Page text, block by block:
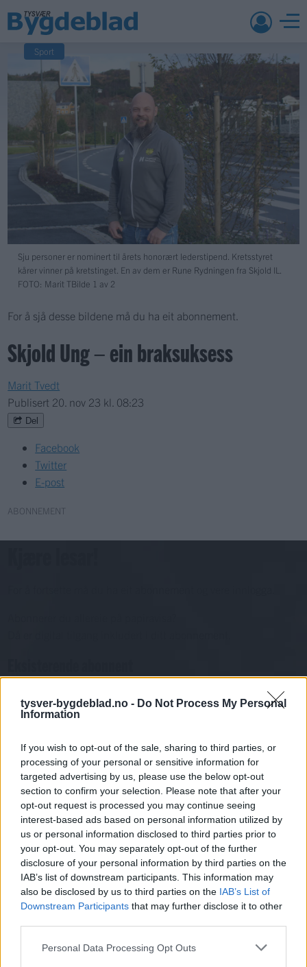
tysver-bygdeblad.no - Do Not Process My Personal
Information
If you wish to opt-out of the sale, sharing to third parties, or
processing of your personal or sensitive information for
targeted advertising by us, please use the below opt-out
section to confirm your selection. Please note that after your
opt-out request is processed you may continue seeing
interest-based ads based on personal information utilized by
us or personal information disclosed to third parties prior to
your opt-out. You may separately opt-out of the further
disclosure of your personal information by third parties on the
IAB’s list of downstream participants. This information may
also be disclosed by us to third parties on the IAB’s List of
Downstream Participants that may further disclose it to other
Personal Data Processing Opt Outs
Sju personer er nominert til årets honorært lederstipend. Kretsstyret
kårer vinner på kretstinget. En av dem er Rune Rydningen fra Skjold IL.
FOTO: Marit TBilde 1 av 2
For å sjå desse bildene må du ha eit abonnement.
Sport
Skjold Ung – ein braksuksess
Marit Tvedt
Publisert 20. nov 23 kl. 08:23
Del
Facebook
Twitter
E-post
ABONNEMENT
Passord
Har du gløymt passordet?
Har du ikkje abonnement?
Bli abonnent
Nyhende
Sport
Mest lest siste syv dager